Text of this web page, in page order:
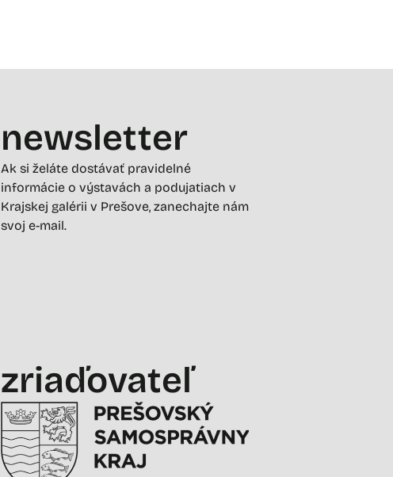
newsletter
Ak si želáte dostávať pravidelné
informácie o výstavách a podujatiach v
Krajskej galérii v Prešove, zanechajte nám
svoj e-mail.
zriaďovateľ